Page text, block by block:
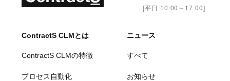
[平日 10:00～17:00]
ContractS CLMとは
ContractS CLMの特徴
プロセス自動化
ニュース
すべて
お知らせ